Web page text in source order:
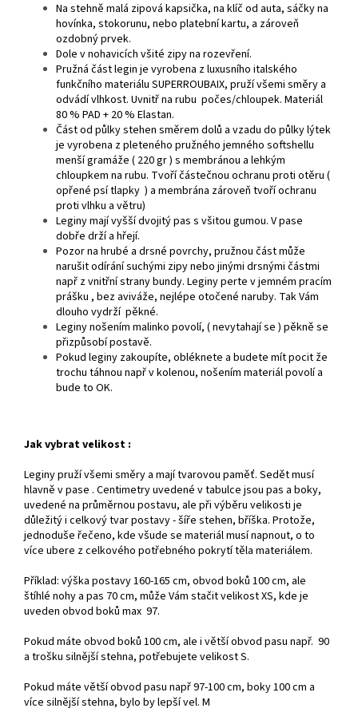
Na stehně malá zipová kapsička, na klíč od auta, sáčky na
hovínka, stokorunu, nebo platební kartu, a zároveň
ozdobný prvek.
Dole v nohavicích všité zipy na rozevření.
Pružná část legin je vyrobena z luxusního italského
funkčního materiálu SUPERROUBAIX, pruží všemi směry a
odvádí vlhkost. Uvnitř na rubu počes/chloupek. Materiál
80 % PAD + 20 % Elastan.
Část od půlky stehen směrem dolů a vzadu do půlky lýtek
je vyrobena z pleteného pružného jemného softshellu
menší gramáže ( 220 gr ) s membránou a lehkým
chloupkem na rubu. Tvoří částečnou ochranu proti otěru (
opřené psí tlapky ) a membrána zároveň tvoří ochranu
proti vlhku a větru)
Leginy mají vyšší dvojitý pas s všitou gumou. V pase
dobře drží a hřejí.
Pozor na hrubé a drsné povrchy, pružnou část může
narušit odírání suchými zipy nebo jinými drsnými částmi
např z vnitřní strany bundy. Leginy perte v jemném pracím
prášku , bez aviváže, nejlépe otočené naruby. Tak Vám
dlouho vydrží pěkné.
Leginy nošením malinko povolí, ( nevytahají se ) pěkně se
přizpůsobí postavě.
Pokud leginy zakoupíte, obléknete a budete mít pocit že
trochu táhnou např v kolenou, nošením materiál povolí a
bude to OK.
Jak vybrat velikost :
Leginy pruží všemi směry a mají tvarovou paměť. Sedět musí
hlavně v pase . Centimetry uvedené v tabulce jsou pas a boky,
uvedené na průměrnou postavu, ale při výběru velikosti je
důležitý i celkový tvar postavy - šíře stehen, bříška. Protože,
jednoduše řečeno, kde všude se materiál musí napnout, o to
více ubere z celkového potřebného pokrytí těla materiálem.
Příklad: výška postavy 160-165 cm, obvod boků 100 cm, ale
štíhlé nohy a pas 70 cm, může Vám stačit velikost XS, kde je
uveden obvod boků max 97.
Pokud máte obvod boků 100 cm, ale i větší obvod pasu např. 90
a trošku silnější stehna, potřebujete velikost S.
Pokud máte větší obvod pasu např 97-100 cm, boky 100 cm a
více silnější stehna, bylo by lepší vel. M